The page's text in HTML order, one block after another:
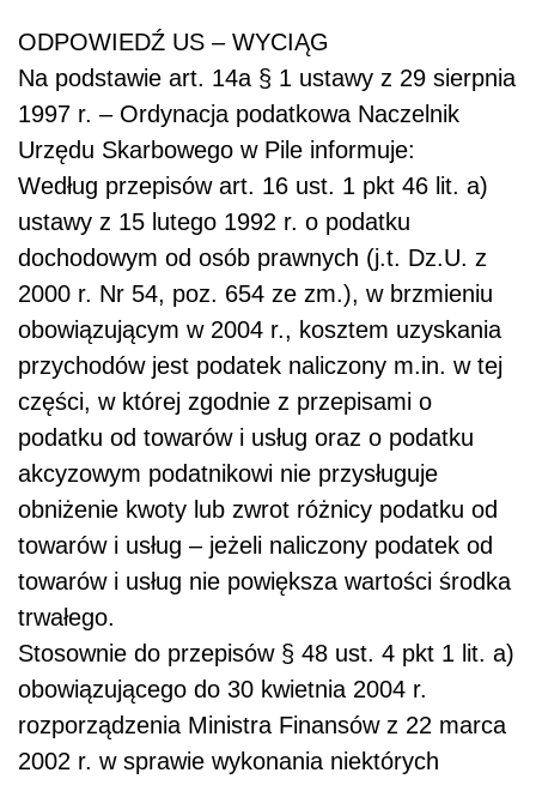
ODPOWIEDŹ US – WYCIĄG
Na podstawie art. 14a § 1 ustawy z 29 sierpnia
1997 r. – Ordynacja podatkowa Naczelnik
Urzędu Skarbowego w Pile informuje:
Według przepisów art. 16 ust. 1 pkt 46 lit. a)
ustawy z 15 lutego 1992 r. o podatku
dochodowym od osób prawnych (j.t. Dz.U. z
2000 r. Nr 54, poz. 654 ze zm.), w brzmieniu
obowiązującym w 2004 r., kosztem uzyskania
przychodów jest podatek naliczony m.in. w tej
części, w której zgodnie z przepisami o
podatku od towarów i usług oraz o podatku
akcyzowym podatnikowi nie przysługuje
obniżenie kwoty lub zwrot różnicy podatku od
towarów i usług – jeżeli naliczony podatek od
towarów i usług nie powiększa wartości środka
trwałego.
Stosownie do przepisów § 48 ust. 4 pkt 1 lit. a)
obowiązującego do 30 kwietnia 2004 r.
rozporządzenia Ministra Finansów z 22 marca
2002 r. w sprawie wykonania niektórych